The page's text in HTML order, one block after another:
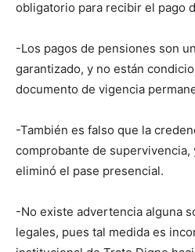
obligatorio para recibir el pago
-Los pagos de pensiones son
garantizado, y no están
documento de vigencia
-También es falso que la
comprobante de supervivencia,
eliminó el pase presencial.
-No existe advertencia alguna
legales, pues tal medida es